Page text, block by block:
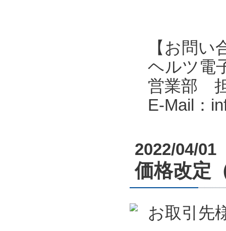
【お問い
ヘルツ電
営業部
E-Mail：
2022/04/01
価格改定
お取引先